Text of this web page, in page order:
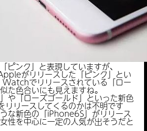
ンク」と表現していますが、
がリリースした「ピンク」とい
でリリースされている「ロー
た色合いにも見えますね。
や「ローズゴールド」といった新色
リリースしてくるのかは不明です
な新色の「iPhone6S」がリリース
性を中心に一定の人気が出そうだと